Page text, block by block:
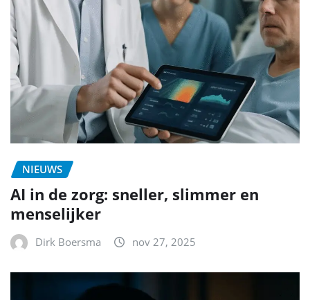
NIEUWS
AI in de zorg: sneller, slimmer en
menselijker
Dirk Boersma nov 27, 2025